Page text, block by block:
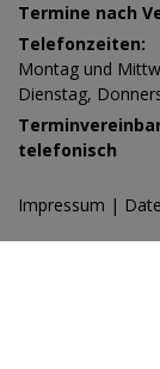
Termine nach
Telefonzeiten:
Montag und
Dienstag,
telefonisch
Impressum |